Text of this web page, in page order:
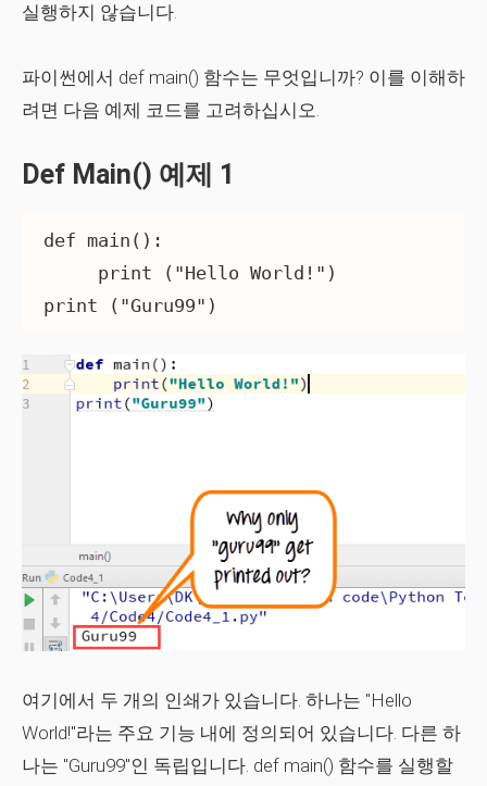
실행하지 않습니다.
파이썬에서 def main() 함수는 무엇입니까? 이를 이해하
려면 다음 예제 코드를 고려하십시오.
Def Main() 예제 1
def main():
     print ("Hello World!")
여기에서 두 개의 인쇄가 있습니다. 하나는 "Hello
World!"라는 주요 기능 내에 정의되어 있습니다. 다른 하
나는 "Guru99"인 독립입니다. def main() 함수를 실행할